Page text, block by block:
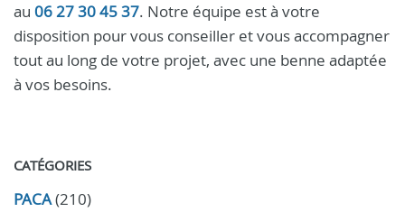
au 06 27 30 45 37. Notre équipe est à votre
disposition pour vous conseiller et vous accompagner
tout au long de votre projet, avec une benne adaptée
à vos besoins.
CATÉGORIES
PACA(210)